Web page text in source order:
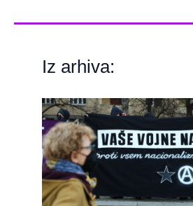
Iz arhiva: